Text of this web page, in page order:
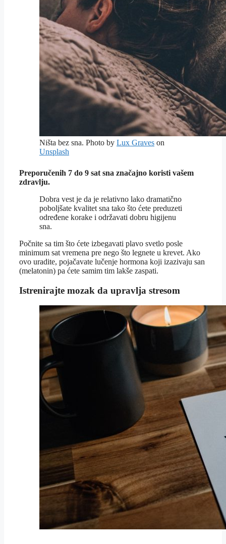
Ništa bez sna. Photo by Lux Graves on
Unsplash
Preporučenih 7 do 9 sat sna značajno koristi vašem
zdravlju.
Dobra vest je da je relativno lako dramatično
poboljšate kvalitet sna tako što ćete preduzeti
određene korake i održavati dobru higijenu
sna.
Počnite sa tim što ćete izbegavati plavo svetlo posle
minimum sat vremena pre nego što legnete u krevet. Ako
ovo uradite, pojačavate lučenje hormona koji izazivaju san
(melatonin) pa ćete samim tim lakše zaspati.
Istrenirajte mozak da upravlja stresom